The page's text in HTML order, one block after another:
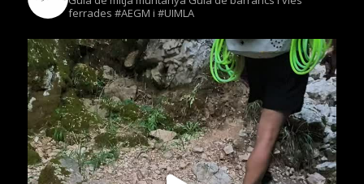
ferrades #AEGM i #UIMLA